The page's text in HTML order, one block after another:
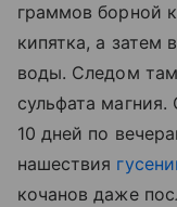
граммов борной
кипятка, а затем
воды. Следом
сульфата
10 дней по
нашествия
кочанов даже